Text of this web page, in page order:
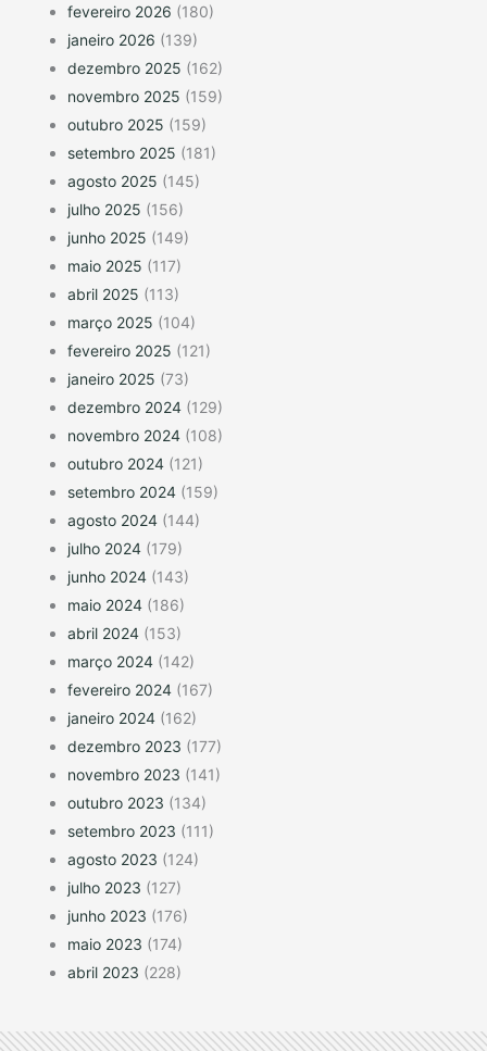
fevereiro 2026 (180)
janeiro 2026 (139)
dezembro 2025 (162)
novembro 2025 (159)
outubro 2025 (159)
setembro 2025 (181)
agosto 2025 (145)
julho 2025 (156)
junho 2025 (149)
maio 2025 (117)
abril 2025 (113)
março 2025 (104)
fevereiro 2025 (121)
janeiro 2025 (73)
dezembro 2024 (129)
novembro 2024 (108)
outubro 2024 (121)
setembro 2024 (159)
agosto 2024 (144)
julho 2024 (179)
junho 2024 (143)
maio 2024 (186)
abril 2024 (153)
março 2024 (142)
fevereiro 2024 (167)
janeiro 2024 (162)
dezembro 2023 (177)
novembro 2023 (141)
outubro 2023 (134)
setembro 2023 (111)
agosto 2023 (124)
julho 2023 (127)
junho 2023 (176)
maio 2023 (174)
abril 2023 (228)